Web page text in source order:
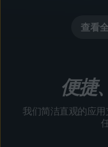
查看
便捷
我们简洁直观的应